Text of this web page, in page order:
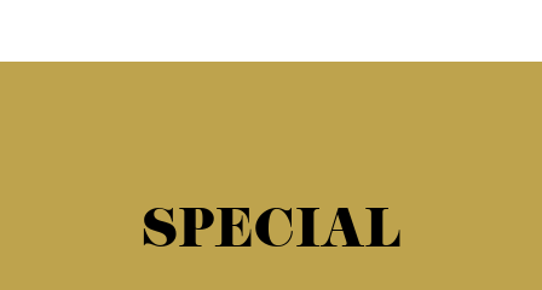
SPECIAL